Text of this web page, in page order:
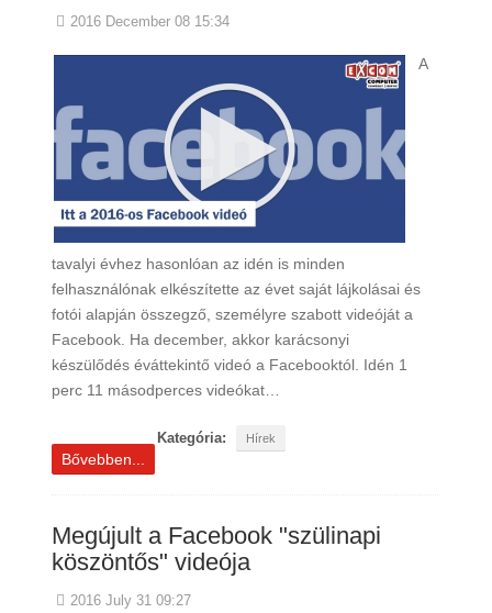
2016 December 08 15:34
A
tavalyi évhez hasonlóan az idén is minden
felhasználónak elkészítette az évet saját lájkolásai és
fotói alapján összegző, személyre szabott videóját a
Facebook. Ha december, akkor karácsonyi
készülődés éváttekintő videó a Facebooktól. Idén 1
perc 11 másodperces videókat…
Kategória: Hírek
Bővebben...
Megújult a Facebook "szülinapi
köszöntős" videója
2016 July 31 09:27